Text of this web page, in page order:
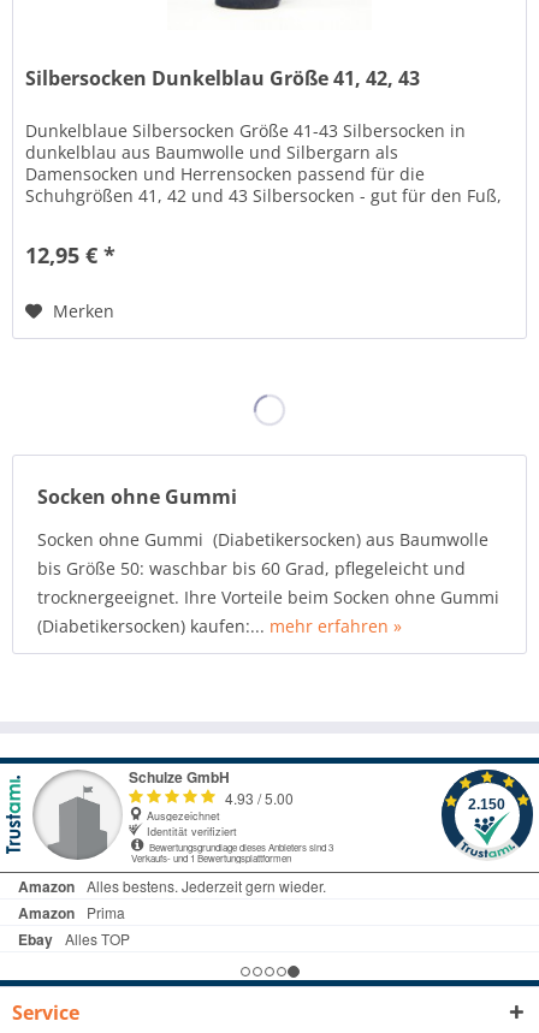
Silbersocken Dunkelblau Größe 41, 42, 43
Dunkelblaue Silbersocken Größe 41-43 Silbersocken in
dunkelblau aus Baumwolle und Silbergarn als
Damensocken und Herrensocken passend für die
Schuhgrößen 41, 42 und 43 Silbersocken - gut für den Fuß,
12,95 € *
Merken
Socken ohne Gummi
Socken ohne Gummi (Diabetikersocken) aus Baumwolle
bis Größe 50: waschbar bis 60 Grad, pflegeleicht und
trocknergeeignet. Ihre Vorteile beim Socken ohne Gummi
(Diabetikersocken) kaufen:... mehr erfahren »
Service